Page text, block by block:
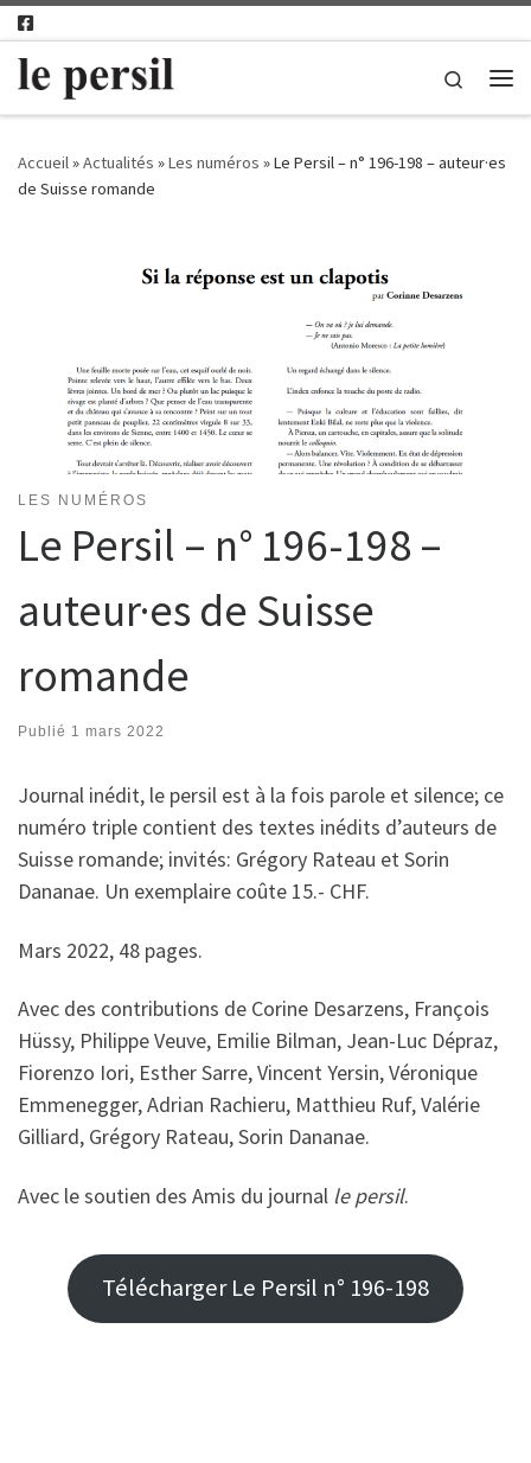
Passer au contenu
Search
Accueil»Actualités »Les numéros »Le Persil – n° 196-198 – auteur·es
de Suisse romande
LES NUMÉROS
Le Persil – n° 196-198 –
auteur·es de Suisse
romande
Publié 1 mars 2022
Journal inédit, le persil est à la fois parole et silence; ce
numéro triple contient des textes inédits d’auteurs de
Suisse romande; invités: Grégory Rateau et Sorin
Dananae. Un exemplaire coûte 15.- CHF.
Mars 2022, 48 pages.
Avec des contributions de Corine Desarzens, François
Hüssy, Philippe Veuve, Emilie Bilman, Jean-Luc Dépraz,
Fiorenzo Iori, Esther Sarre, Vincent Yersin, Véronique
Emmenegger, Adrian Rachieru, Matthieu Ruf, Valérie
Gilliard, Grégory Rateau, Sorin Dananae.
Avec le soutien des Amis du journal le persil.
Télécharger Le Persil n° 196-198